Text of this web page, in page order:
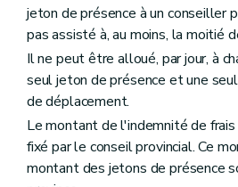
jeton de présence à un conseiller
pas assisté à, au moins, la moitié
Il ne peut être alloué, par jour, à
seul jeton de présence et une
de déplacement.
Le montant de l'indemnité de
fixé par le conseil provincial. Ce
montant des jetons de présence